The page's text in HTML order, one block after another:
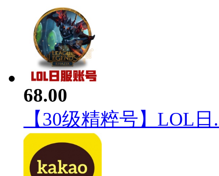
68.00
【30级精粹号】LOL日